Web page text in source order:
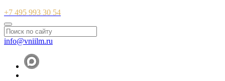
+7 495 993 30 54
info@vniilm.ru